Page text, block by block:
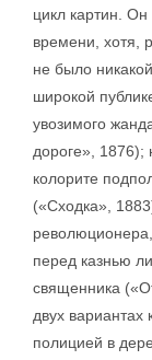
цикл картин.
времени, хотя,
не было
широкой
увозимого
дороге», 1876);
колорите
(«Сходка»,
перед казнью
священника
двух вариантах
полицией в